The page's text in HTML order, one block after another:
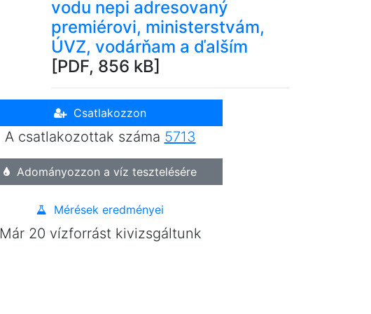
vodu nepi adresovaný
premiérovi, ministerstvám,
ÚVZ, vodárňam a ďalším
[PDF, 856 kB]
Csatlakozzon
A csatlakozottak száma 5713
Adományozzon a víz tesztelésére
Mérések eredményei
Már 20 vízforrást kivizsgáltunk